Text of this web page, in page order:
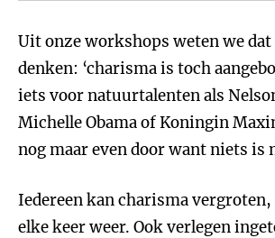
Uit onze workshops weten we dat
denken: ‘charisma is toch
iets voor natuurtalenten als
Michelle Obama of Koningin
nog maar even door want niets is
Iedereen kan charisma
elke keer weer. Ook verlegen